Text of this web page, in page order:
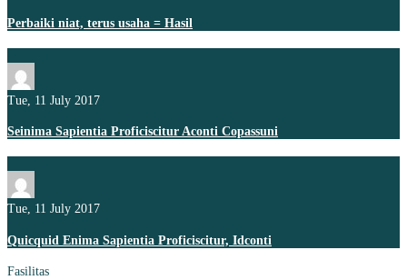
Perbaiki niat, terus usaha = Hasil
Tue, 11 July 2017
Seinima Sapientia Proficiscitur Aconti Copassuni
Tue, 11 July 2017
Quicquid Enima Sapientia Proficiscitur, Idconti
Fasilitas